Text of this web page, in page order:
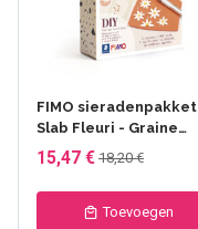
FIMO sieradenpakket
Slab Fleuri - Graine
Créative
15,47 € 18,20 €
Toevoegen